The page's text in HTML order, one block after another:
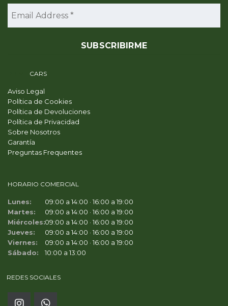
CARS
Aviso Legal
Política de Cookies
Política de Devoluciones
Política de Privacidad
Sobre Nosotros
Garantía
Preguntas Frequentes
HORARIO COMERCIAL
Lunes:
09:00 a 14:00 · 16:00 a 19:00
Martes:
09:00 a 14:00 · 16:00 a 19:00
Miércoles:09:00 a 14:00 · 16:00 a 19:00
Jueves:
09:00 a 14:00 · 16:00 a 19:00
Viernes:
09:00 a 14:00 · 16:00 a 19:00
Sábado:
10:00 a 13:00
REDES SOCIALES